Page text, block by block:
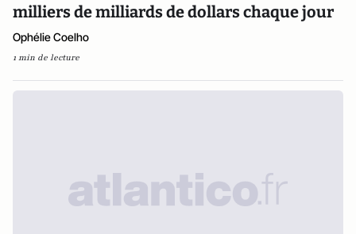
milliers de milliards de dollars chaque jour
Ophélie Coelho
1 min de lecture